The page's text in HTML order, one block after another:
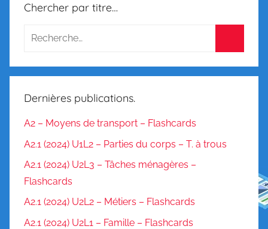
Chercher par titre…
Dernières publications.
A2 – Moyens de transport – Flashcards
A2.1 (2024) U1L2 – Parties du corps – T. à trous
A2.1 (2024) U2L3 – Tâches ménagères –
Flashcards
A2.1 (2024) U2L2 – Métiers – Flashcards
A2.1 (2024) U2L1 – Famille – Flashcards